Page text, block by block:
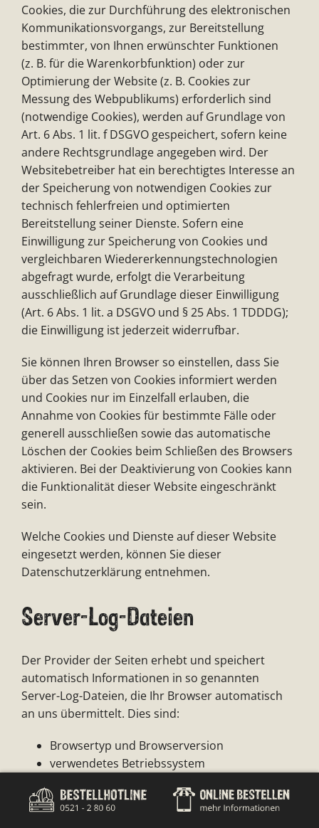
Cookies, die zur Durchführung des elektronischen
Kommunikationsvorgangs, zur Bereitstellung
bestimmter, von Ihnen erwünschter Funktionen
(z. B. für die Warenkorbfunktion) oder zur
Optimierung der Website (z. B. Cookies zur
Messung des Webpublikums) erforderlich sind
(notwendige Cookies), werden auf Grundlage von
Art. 6 Abs. 1 lit. f DSGVO gespeichert, sofern keine
andere Rechtsgrundlage angegeben wird. Der
Websitebetreiber hat ein berechtigtes Interesse an
der Speicherung von notwendigen Cookies zur
technisch fehlerfreien und optimierten
Bereitstellung seiner Dienste. Sofern eine
Einwilligung zur Speicherung von Cookies und
vergleichbaren Wiedererkennungstechnologien
abgefragt wurde, erfolgt die Verarbeitung
ausschließlich auf Grundlage dieser Einwilligung
(Art. 6 Abs. 1 lit. a DSGVO und § 25 Abs. 1 TDDDG);
die Einwilligung ist jederzeit widerrufbar.
Sie können Ihren Browser so einstellen, dass Sie
über das Setzen von Cookies informiert werden
und Cookies nur im Einzelfall erlauben, die
Annahme von Cookies für bestimmte Fälle oder
generell ausschließen sowie das automatische
Löschen der Cookies beim Schließen des Browsers
aktivieren. Bei der Deaktivierung von Cookies kann
die Funktionalität dieser Website eingeschränkt
sein.
Welche Cookies und Dienste auf dieser Website
eingesetzt werden, können Sie dieser
Datenschutzerklärung entnehmen.
Server-Log-Dateien
Der Provider der Seiten erhebt und speichert
automatisch Informationen in so genannten
Server-Log-Dateien, die Ihr Browser automatisch
an uns übermittelt. Dies sind:
Browsertyp und Browserversion
verwendetes Betriebssystem
Hostname des zugreifenden Rechners
Uhrzeit der Serveranfrage